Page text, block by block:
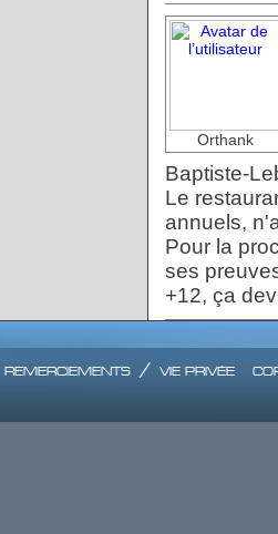
Orthank
Baptiste-
Le
annuels,
Pour la
ses
+12, ça
remerciements / vie privée